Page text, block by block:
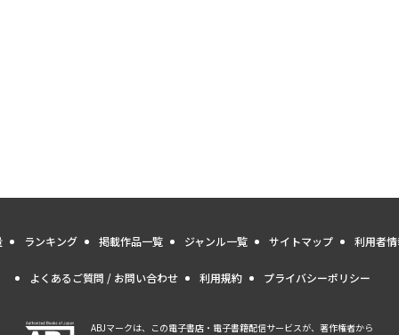
ランキング 掲載作品一覧 ジャンル一覧 サイトマップ 利用者
よくあるご質問 / お問い合わせ 利用規約 プライバシーポリシー
ABJマークは、この電子書店・電子書籍配信サービスが、著作権者から